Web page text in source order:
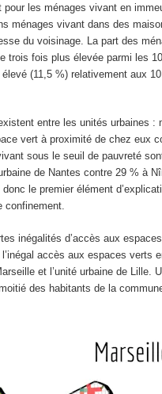
les ménages vivant en
ménages vivant dans des
du voisinage. La part des
trois fois plus élevée parmi les
(11,5 %) relativement aux
entre les unités urbaines
vert à proximité de chez eux
sous le seuil de pauvreté
de Nantes contre 29 % à
le premier élément
confinement.
inégalités d’accès aux
accès aux espaces verts
et l’unité urbaine de Lille.
des habitants de la